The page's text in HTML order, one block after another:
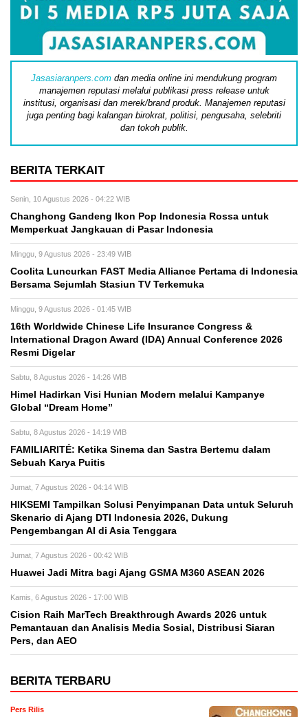
Jasasiaranpers.com dan media online ini mendukung program
manajemen reputasi melalui publikasi press release untuk
institusi, organisasi dan merek/brand produk. Manajemen reputasi
juga penting bagi kalangan birokrat, politisi, pengusaha, selebriti
dan tokoh publik.
BERITA TERKAIT
Senin, 10 Agustus 2026 - 04:22 WIB
Changhong Gandeng Ikon Pop Indonesia Rossa untuk
Memperkuat Jangkauan di Pasar Indonesia
Minggu, 9 Agustus 2026 - 23:49 WIB
Coolita Luncurkan FAST Media Alliance Pertama di Indonesia
Bersama Sejumlah Stasiun TV Terkemuka
Minggu, 9 Agustus 2026 - 01:45 WIB
16th Worldwide Chinese Life Insurance Congress &
International Dragon Award (IDA) Annual Conference 2026
Resmi Digelar
Sabtu, 8 Agustus 2026 - 14:26 WIB
Himel Hadirkan Visi Hunian Modern melalui Kampanye
Global “Dream Home”
Sabtu, 8 Agustus 2026 - 14:19 WIB
FAMILIARITÉ: Ketika Sinema dan Sastra Bertemu dalam
Sebuah Karya Puitis
Jumat, 7 Agustus 2026 - 04:14 WIB
HIKSEMI Tampilkan Solusi Penyimpanan Data untuk Seluruh
Skenario di Ajang DTI Indonesia 2026, Dukung
Pengembangan AI di Asia Tenggara
Jumat, 7 Agustus 2026 - 00:42 WIB
Huawei Jadi Mitra bagi Ajang GSMA M360 ASEAN 2026
Kamis, 6 Agustus 2026 - 17:00 WIB
Cision Raih MarTech Breakthrough Awards 2026 untuk
Pemantauan dan Analisis Media Sosial, Distribusi Siaran
Pers, dan AEO
BERITA TERBARU
Pers Rilis